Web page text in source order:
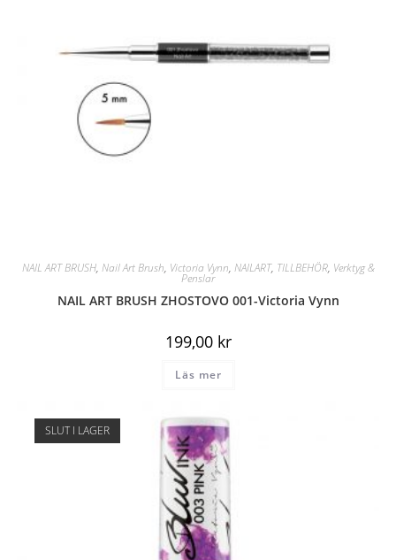
NAIL ART BRUSH, Nail Art Brush, Victoria Vynn, NAILART, TILLBEHÖR, Verktyg &
Penslar
NAIL ART BRUSH ZHOSTOVO 001-Victoria Vynn
199,00 kr
Läs mer
SLUT I LAGER